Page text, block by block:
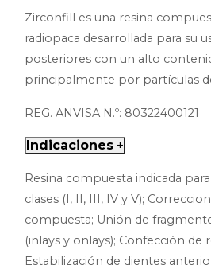
Zirconfill es una resina
radiopaca desarrollada para su
posteriores con un alto
principalmente por partículas
REG. ANVISA N.º: 80322400121
Indicaciones +
Resina compuesta indicada
clases (I, II, III, IV y V);
compuesta; Unión de
(inlays y onlays); Confección
Estabilización de dientes